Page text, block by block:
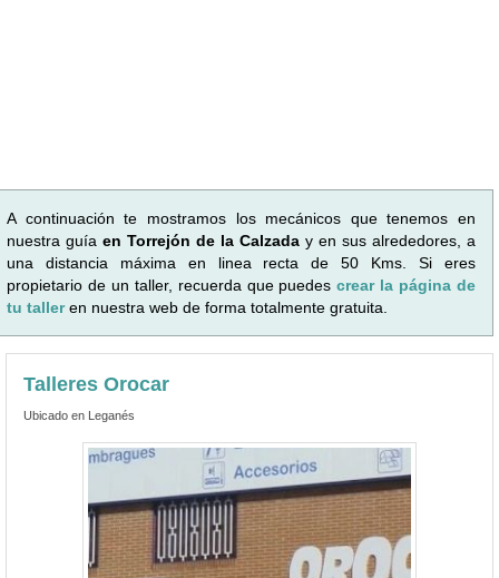
A continuación te mostramos los mecánicos que tenemos en
nuestra guía en Torrejón de la Calzada y en sus alrededores, a
una distancia máxima en linea recta de 50 Kms. Si eres
propietario de un taller, recuerda que puedescrear la página de
tu talleren nuestra web de forma totalmente gratuita.
Talleres Orocar
Ubicado en Leganés